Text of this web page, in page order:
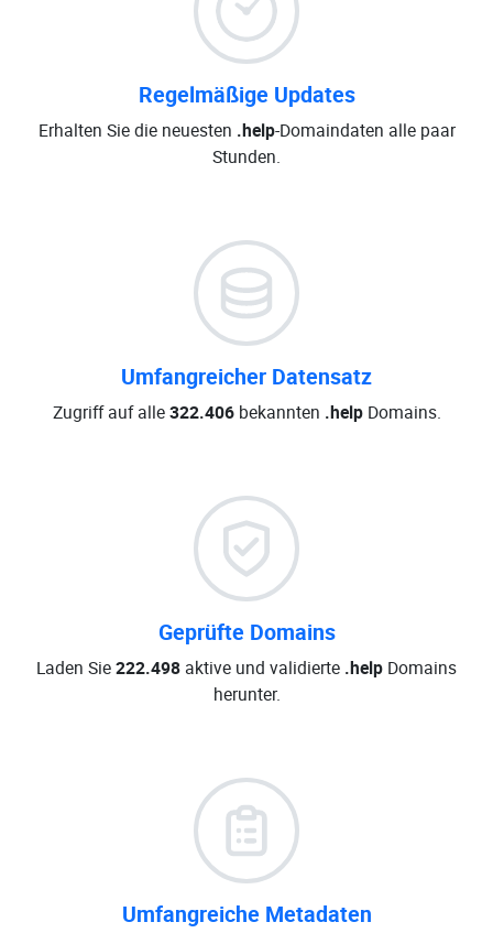
Regelmäßige Updates
Erhalten Sie die neuesten .help-Domaindaten alle paar
Stunden.
Umfangreicher Datensatz
Zugriff auf alle322.406bekannten .helpDomains.
Geprüfte Domains
Laden Sie222.498 aktive und validierte .help Domains
herunter.
Umfangreiche Metadaten